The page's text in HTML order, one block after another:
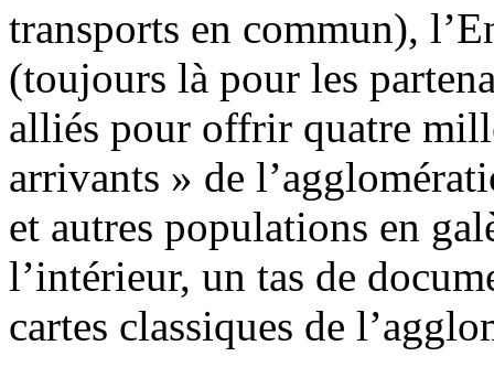
transports en commun),
(toujours là pour les
alliés pour offrir quatre
arrivants » de
et autres populations en
l’intérieur, un tas de
cartes classiques de